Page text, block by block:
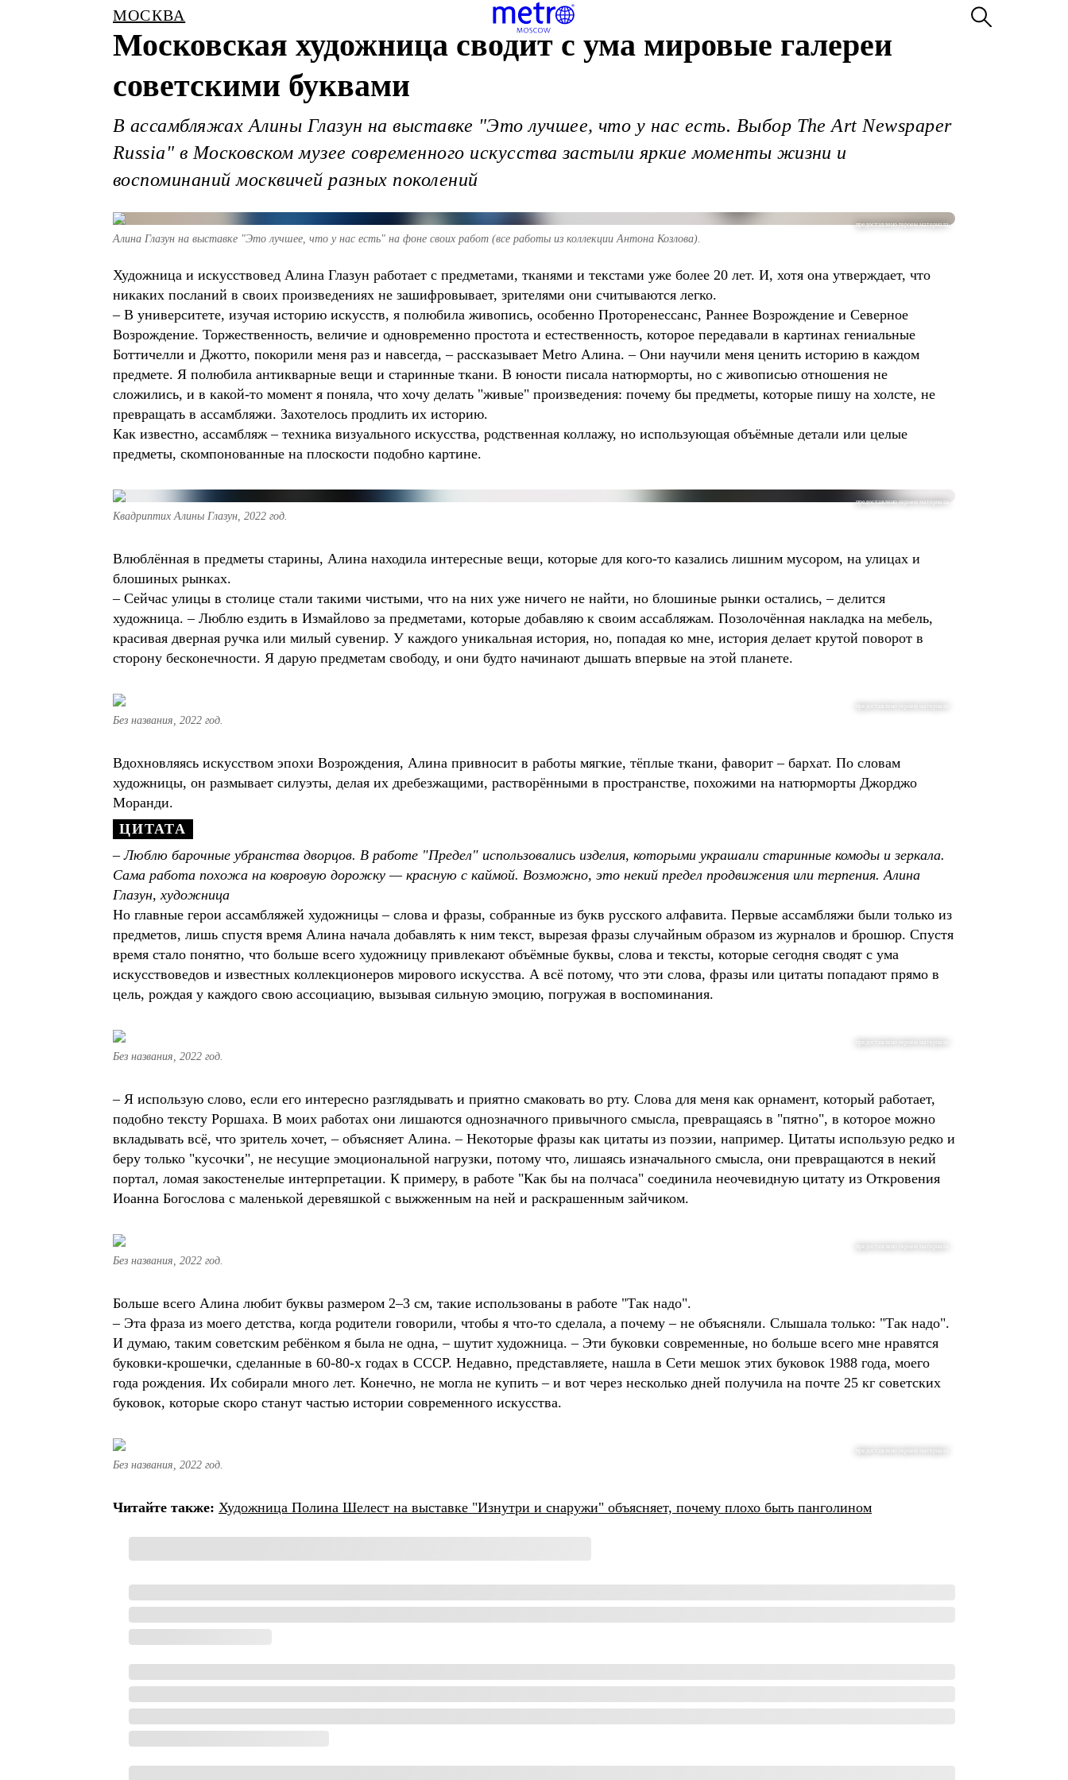
МОСКВА
Московская художница сводит с ума мировые галереи
советскими буквами
В ассамбляжах Алины Глазун на выставке "Это лучшее, что у нас есть. Выбор The Art Newspaper
Russia" в Московском музее современного искусства застыли яркие моменты жизни и
воспоминаний москвичей разных поколений
предоставлено героем материала
Алина Глазун на выставке "Это лучшее, что у нас есть" на фоне своих работ (все работы из коллекции Антона Козлова).
Художница и искусствовед Алина Глазун работает с предметами, тканями и текстами уже более 20 лет. И, хотя она утверждает, что
никаких посланий в своих произведениях не зашифровывает, зрителями они считываются легко.
– В университете, изучая историю искусств, я полюбила живопись, особенно Проторенессанс, Раннее Возрождение и Северное
Возрождение. Торжественность, величие и одновременно простота и естественность, которое передавали в картинах гениальные
Боттичелли и Джотто, покорили меня раз и навсегда, – рассказывает Metro Алина. – Они научили меня ценить историю в каждом
предмете. Я полюбила антикварные вещи и старинные ткани. В юности писала натюрморты, но с живописью отношения не
сложились, и в какой-то момент я поняла, что хочу делать "живые" произведения: почему бы предметы, которые пишу на холсте, не
превращать в ассамбляжи. Захотелось продлить их историю.
Как известно, ассамбляж – техника визуального искусства, родственная коллажу, но использующая объёмные детали или целые
предметы, скомпонованные на плоскости подобно картине.
предоставлено героем материала
Квадриптих Алины Глазун, 2022 год.
Влюблённая в предметы старины, Алина находила интересные вещи, которые для кого-то казались лишним мусором, на улицах и
блошиных рынках.
– Сейчас улицы в столице стали такими чистыми, что на них уже ничего не найти, но блошиные рынки остались, – делится
художница. – Люблю ездить в Измайлово за предметами, которые добавляю к своим ассабляжам. Позолочённая накладка на мебель,
красивая дверная ручка или милый сувенир. У каждого уникальная история, но, попадая ко мне, история делает крутой поворот в
сторону бесконечности. Я дарую предметам свободу, и они будто начинают дышать впервые на этой планете.
предоставлено героем материала
Без названия, 2022 год.
Вдохновляясь искусством эпохи Возрождения, Алина привносит в работы мягкие, тёплые ткани, фаворит – бархат. По словам
художницы, он размывает силуэты, делая их дребезжащими, растворёнными в пространстве, похожими на натюрморты Джорджо
Моранди.
– Люблю барочные убранства дворцов. В работе "Предел" использовались изделия, которыми украшали старинные комоды и зеркала.
Сама работа похожа на ковровую дорожку — красную с каймой. Возможно, это некий предел продвижения или терпения. Алина
Глазун, художница
Но главные герои ассамбляжей художницы – слова и фразы, собранные из букв русского алфавита. Первые ассамбляжи были только из
предметов, лишь спустя время Алина начала добавлять к ним текст, вырезая фразы случайным образом из журналов и брошюр. Спустя
время стало понятно, что больше всего художницу привлекают объёмные буквы, слова и тексты, которые сегодня сводят с ума
искусствоведов и известных коллекционеров мирового искусства. А всё потому, что эти слова, фразы или цитаты попадают прямо в
цель, рождая у каждого свою ассоциацию, вызывая сильную эмоцию, погружая в воспоминания.
предоставлено героем материала
Без названия, 2022 год.
– Я использую слово, если его интересно разглядывать и приятно смаковать во рту. Слова для меня как орнамент, который работает,
подобно тексту Роршаха. В моих работах они лишаются однозначного привычного смысла, превращаясь в "пятно", в которое можно
вкладывать всё, что зритель хочет, – объясняет Алина. – Некоторые фразы как цитаты из поэзии, например. Цитаты использую редко и
беру только "кусочки", не несущие эмоциональной нагрузки, потому что, лишаясь изначального смысла, они превращаются в некий
портал, ломая закостенелые интерпретации. К примеру, в работе "Как бы на полчаса" соединила неочевидную цитату из Откровения
Иоанна Богослова с маленькой деревяшкой с выжженным на ней и раскрашенным зайчиком.
предоставлено героем материала
Без названия, 2022 год.
Больше всего Алина любит буквы размером 2–3 см, такие использованы в работе "Так надо".
– Эта фраза из моего детства, когда родители говорили, чтобы я что-то сделала, а почему – не объясняли. Слышала только: "Так надо".
И думаю, таким советским ребёнком я была не одна, – шутит художница. – Эти буковки современные, но больше всего мне нравятся
буковки-крошечки, сделанные в 60-80-х годах в СССР. Недавно, представляете, нашла в Сети мешок этих буковок 1988 года, моего
года рождения. Их собирали много лет. Конечно, не могла не купить – и вот через несколько дней получила на почте 25 кг советских
буковок, которые скоро станут частью истории современного искусства.
предоставлено героем материала
Без названия, 2022 год.
Читайте также: Художница Полина Шелест на выставке "Изнутри и снаружи" объясняет, почему плохо быть панголином